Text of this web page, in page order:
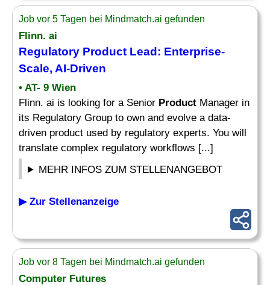
Job vor 5 Tagen bei Mindmatch.ai gefunden
Flinn. ai
Regulatory Product Lead : Enterprise-
Scale, AI-Driven
• AT- 9 Wien
Flinn. ai is looking for a Senior Product Manager in
its Regulatory Group to own and evolve a data-
driven product used by regulatory experts. You will
translate complex regulatory workflows [...]
MEHR INFOS ZUM STELLENANGEBOT
▶ Zur Stellenanzeige
Job vor 8 Tagen bei Mindmatch.ai gefunden
Computer Futures